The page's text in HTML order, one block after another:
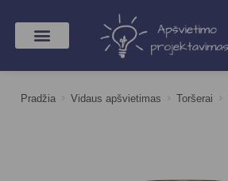
Pradžia > Vidaus apšvietimas > Toršerai >